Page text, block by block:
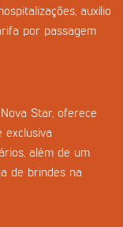
auxílio
por passagem
Star, oferece
exclusiva
além de um
de brindes na